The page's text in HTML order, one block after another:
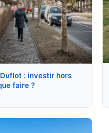
: investir hors
faire ?